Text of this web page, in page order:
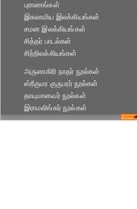
புராணங்கள்
இசுலாமிய இலக்கியங்கள்
சமன இலக்கியங்கள்
சித்தர் பாடல்கள்
சிற்றிலக்கியங்கள்
அருணகிரி நாதர் நூல்கள்
ஸ்ரீகுமர குருபரர் நூல்கள்
தாயுமானவர் நூல்கள்
இராமலிங்கர் நூல்கள்